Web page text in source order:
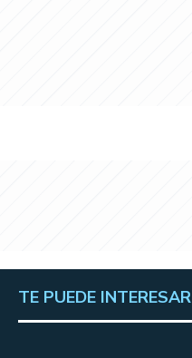
TE PUEDE INTERESAR